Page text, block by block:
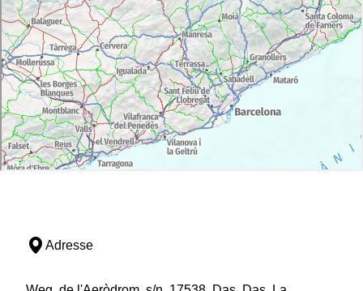
Adresse